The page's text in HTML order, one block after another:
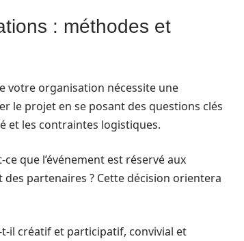
: méthodes et
votre organisation nécessite une
le projet en se posant des questions clés
et les contraintes logistiques.
ce que l’événement est réservé aux
partenaires ? Cette décision orientera
t-il créatif et participatif, convivial et